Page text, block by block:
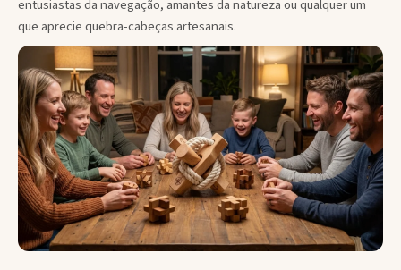
entusiastas da navegação, amantes da natureza ou qualquer um
que aprecie quebra-cabeças artesanais.